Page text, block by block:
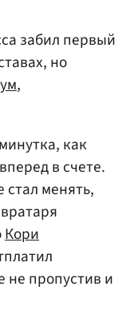
забил первый
но
,
как
в счете.
стал менять,
Кори
не пропустив и